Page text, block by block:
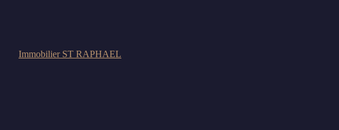
Immobilier ST RAPHAEL